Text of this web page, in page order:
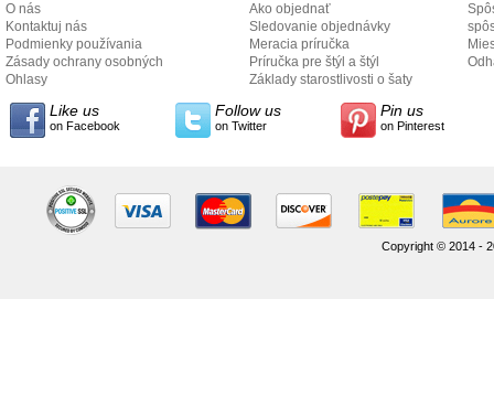
O nás
Kontaktuj nás
Podmienky používania
Zásady ochrany osobných
údajov
Ohlasy
Ako objednať
Sledovanie objednávky
Meracia príručka
Príručka pre štýl a štýl
Základy starostlivosti o šaty
Like us
on Facebook
Follow us
on Twitter
Pin us
on Pinterest
Copyright © 2014 -